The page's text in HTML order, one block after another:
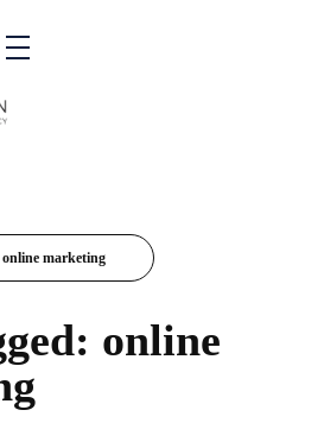
online marketing
online